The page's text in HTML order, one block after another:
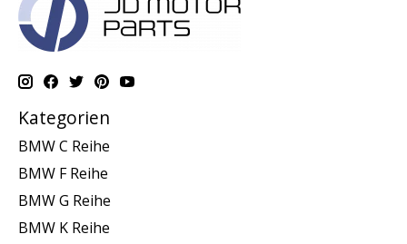
Kategorien
BMW C Reihe
BMW F Reihe
BMW G Reihe
BMW K Reihe